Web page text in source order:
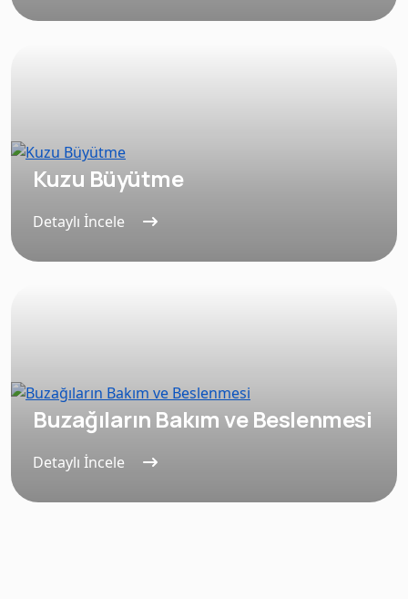
Kuzu Büyütme
Detaylı İncele
Buzağıların Bakım ve Beslenmesi
Detaylı İncele